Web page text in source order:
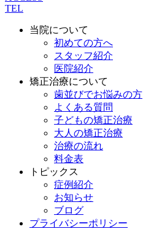
TEL
当院について
初めての方へ
スタッフ紹介
医院紹介
矯正治療について
歯並びでお悩みの方
よくある質問
子どもの矯正治療
大人の矯正治療
治療の流れ
料金表
トピックス
症例紹介
お知らせ
ブログ
プライバシーポリシー